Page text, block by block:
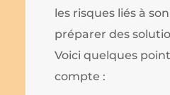
les risques liés à
préparer des
Voici quelques
compte :